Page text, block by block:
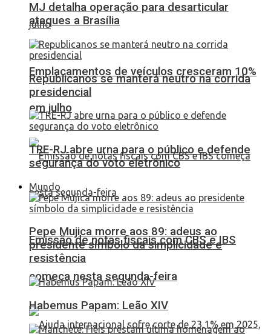
Emplacamentos de veículos cresceram 10%
em julho
Emissão de notas fiscais com CBS e IBS
começa nesta segunda-feira
MJ detalha operação para desarticular
ataques a Brasília
Republicanos se manterá neutro na corrida
presidencial
TRE-RJ abre urna para o público e defende
segurança do voto eletrônico
Mundo
Pepe Mujica morre aos 89: adeus ao
presidente símbolo da simplicidade e
resistência
Habemus Papam: Leão XIV